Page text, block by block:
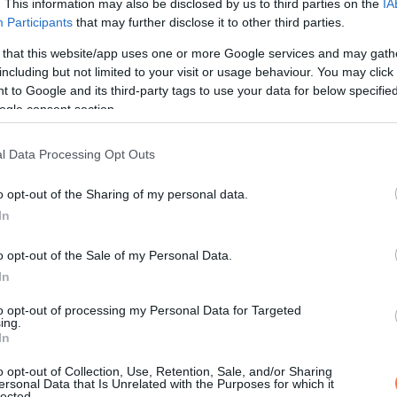
This information may also be disclosed by us to third parties on the
Participants that may further disclose it to other third parties.
that this website/app uses one or more Google services and may
but not limited to your visit or usage behaviour. You may
to Google and its third-party tags to use your data for below
consent section.
Data Processing Opt Outs
opt-out of the Sharing of my personal data.
opt-out of the Sale of my Personal Data.
opt-out of processing my Personal Data for Targeted
opt-out of Collection, Use, Retention, Sale, and/or Sharing
Data that Is Unrelated with the Purposes for which it
az egyik videója különösen népszerű lett, de nem a
a férjével elkészülnek – az első képkockán még
emberek, akik egyáltalán nem ismerték a párt,
egy olyan nőbe, mint
feltételezést, amivel elmondása szerint rendszeresen
„biztos gazdag”, de olyanok is akadnak, akik szerint a férje
éreztetik velünk, hogy egy olyan fitt ember, mint Scott, soha